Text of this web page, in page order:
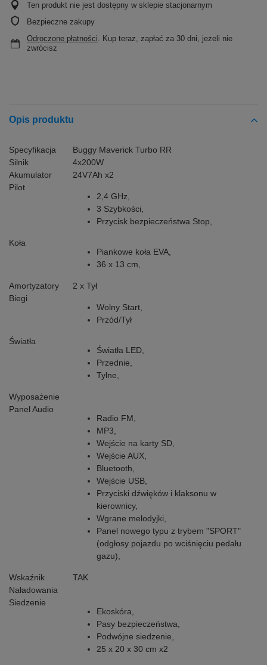
Ten produkt nie jest dostępny w sklepie stacjonarnym
Bezpieczne zakupy
Odroczone płatności. Kup teraz, zapłać za 30 dni, jeżeli nie
zwrócisz
Opis produktu
Specyfikacja
Buggy Maverick Turbo RR
Silnik
4x200W
Akumulator
24V7Ah x2
Pilot
2,4 GHz,
3 Szybkości,
Przycisk bezpieczeństwa Stop,
Koła
Piankowe koła EVA,
36 x 13 cm,
Amortyzatory
2 x Tył
Biegi
Wolny Start,
Przód/Tył
Światła
Światła LED,
Przednie,
Tylne,
Wyposażenie
Panel Audio
Radio FM,
MP3,
Wejście na karty SD,
Wejście AUX,
Bluetooth,
Wejście USB,
Przyciski dźwięków i klaksonu w
kierownicy,
Wgrane melodyjki,
Panel nowego typu z trybem "SPORT"
(odgłosy pojazdu po wciśnięciu pedału
gazu),
Wskaźnik
Naładowania
TAK
Siedzenie
Ekoskóra,
Pasy bezpieczeństwa,
Podwójne siedzenie,
25 x 20 x 30 cm x2